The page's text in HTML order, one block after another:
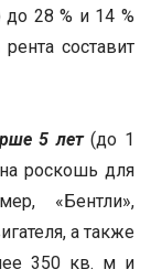
28 % и 14 %
составит
5 лет(до 1
роскошь для
«Бентли»,
а также
350 кв. м и